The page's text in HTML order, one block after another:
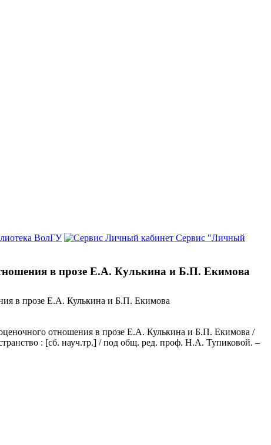
ВолГУ
Сервис "Личный
в прозе Е.А. Кулькина и Б.П. Екимова
в прозе Е.А. Кулькина и Б.П. Екимова
отношения в прозе Е.А. Кулькина и Б.П. Екимова /
: [сб. науч.тр.] / под общ. ред. проф. Н.А. Тупиковой. –